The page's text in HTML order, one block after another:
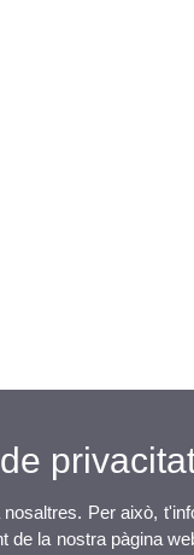
Per això,
de la nostra pàgina